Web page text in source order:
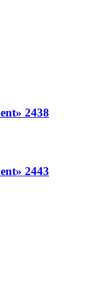
2438
2443